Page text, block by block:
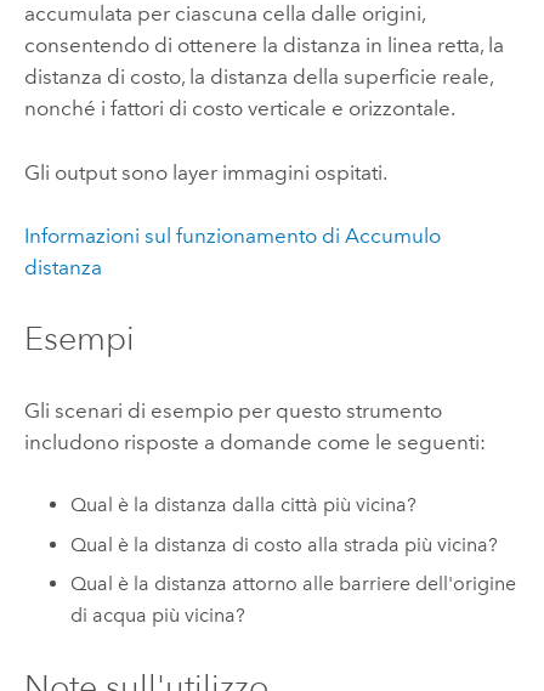
accumulata per ciascuna cella dalle origini,
consentendo di ottenere la distanza in linea retta, la
distanza di costo, la distanza della superficie reale,
nonché i fattori di costo verticale e orizzontale.
Gli output sono layer immagini ospitati.
Informazioni sul funzionamento di Accumulo
distanza
Esempi
Gli scenari di esempio per questo strumento
includono risposte a domande come le seguenti:
Qual è la distanza dalla città più vicina?
Qual è la distanza di costo alla strada più vicina?
Qual è la distanza attorno alle barriere dell'origine
di acqua più vicina?